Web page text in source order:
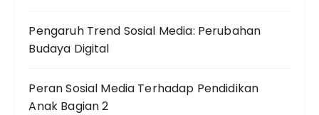
Pengaruh Trend Sosial Media: Perubahan
Budaya Digital
Peran Sosial Media Terhadap Pendidikan
Anak Bagian 2